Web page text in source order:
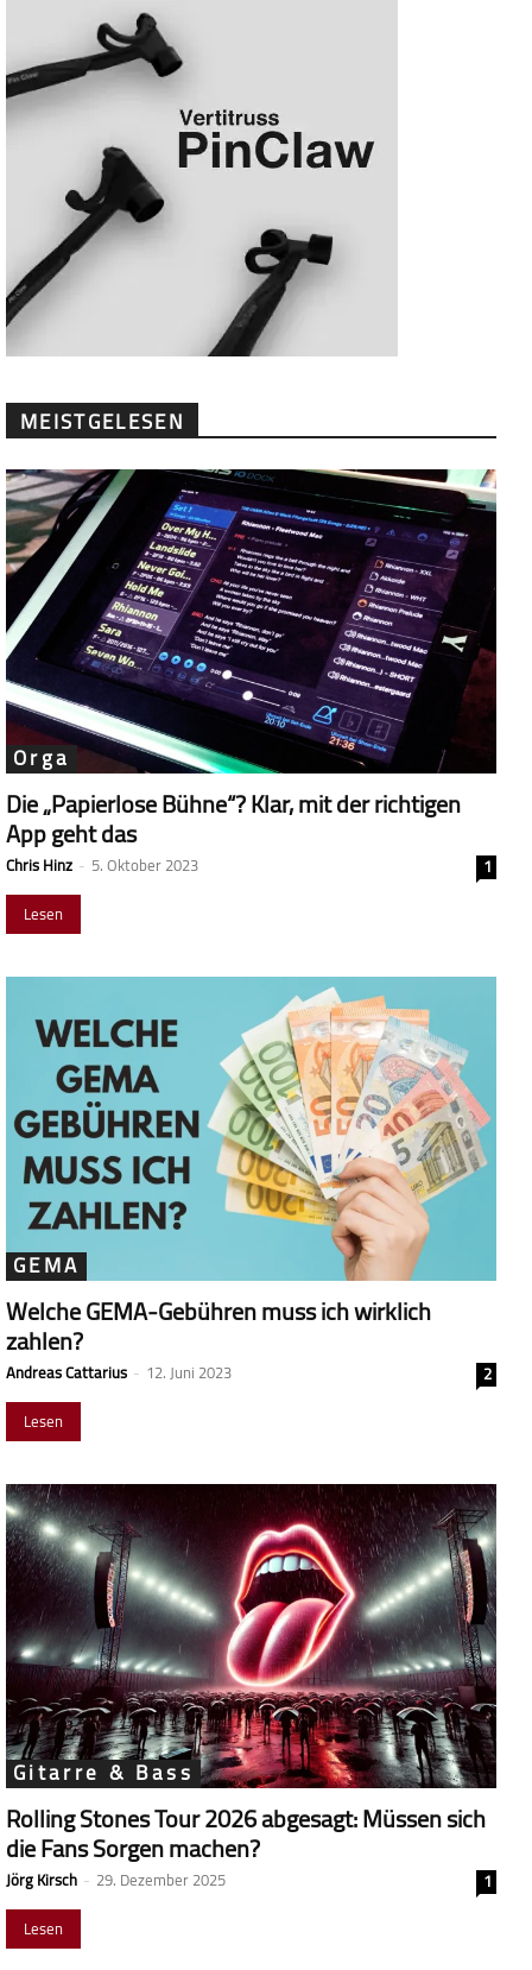
MEISTGELESEN
Orga
Die „Papierlose Bühne“? Klar, mit der richtigen
App geht das
Chris Hinz - 5. Oktober 2023
1
Lesen
GEMA
Welche GEMA-Gebühren muss ich wirklich
zahlen?
Andreas Cattarius - 12. Juni 2023
2
Lesen
Gitarre & Bass
Rolling Stones Tour 2026 abgesagt: Müssen sich
die Fans Sorgen machen?
Jörg Kirsch - 29. Dezember 2025
1
Lesen